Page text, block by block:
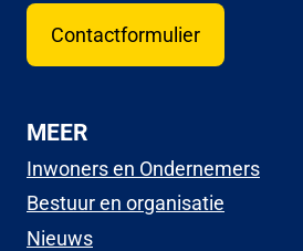
Contactformulier
MEER
Inwoners en Ondernemers
Bestuur en organisatie
Nieuws